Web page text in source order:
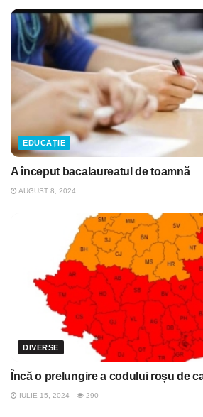
EDUCAȚIE
A început bacalaureatul de toamnă
AUGUST 8, 2024
DIVERSE
Încă o prelungire a codului roșu de
IULIE 15, 2024 290